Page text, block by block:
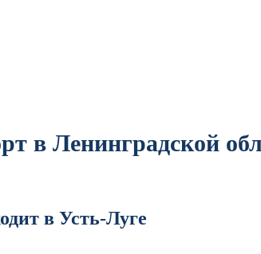
в Ленинградской
в Усть-Луге